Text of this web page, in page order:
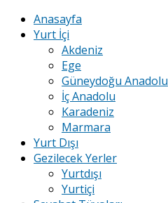
Anasayfa
Yurt İçi
Akdeniz
Ege
Güneydoğu Anadolu
İç Anadolu
Karadeniz
Marmara
Yurt Dışı
Gezilecek Yerler
Yurtdışı
Yurtiçi